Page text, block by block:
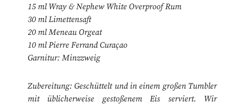
15 ml Wray & Nephew White Overproof Rum
30 ml Limettensaft
20 ml Meneau Orgeat
10 ml Pierre Ferrand Curaçao
Garnitur: Minzzweig
Zubereitung: Geschüttelt und in einem großen Tumbler
mit üblicherweise gestoßenem Eis serviert. Wir